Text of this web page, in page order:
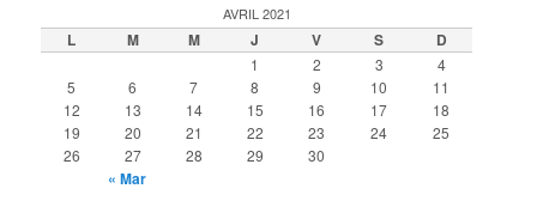
AVRIL 2021
L M M J V S D
1 2 3
4
5
6 7 8 9 10
11
12
13 14 15 16 17
18
19
20 21 22 23 24
25
26
27 28 29 30
« Mar